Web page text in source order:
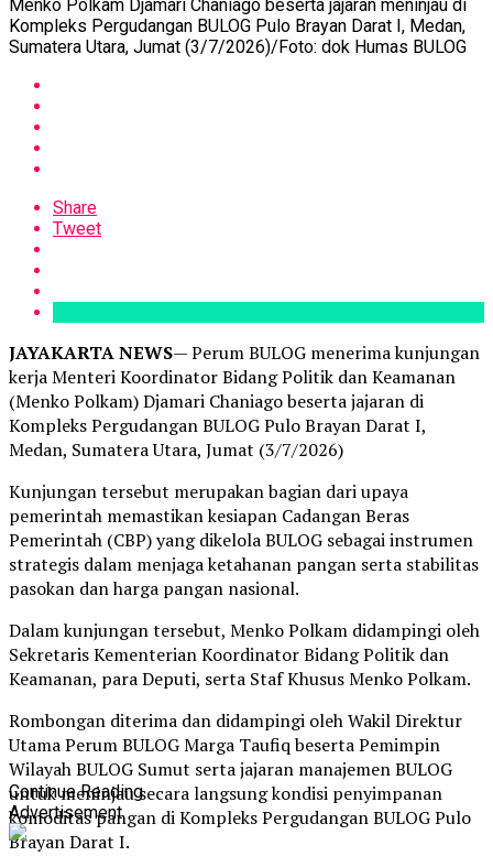
Menko Polkam Djamari Chaniago beserta jajaran meninjau di
Kompleks Pergudangan BULOG Pulo Brayan Darat I, Medan,
Sumatera Utara, Jumat (3/7/2026)/Foto: dok Humas BULOG
Share
Tweet
JAYAKARTA NEWS— Perum BULOG menerima kunjungan
kerja Menteri Koordinator Bidang Politik dan Keamanan
(Menko Polkam) Djamari Chaniago beserta jajaran di
Kompleks Pergudangan BULOG Pulo Brayan Darat I,
Medan, Sumatera Utara, Jumat (3/7/2026)
Kunjungan tersebut merupakan bagian dari upaya
pemerintah memastikan kesiapan Cadangan Beras
Pemerintah (CBP) yang dikelola BULOG sebagai instrumen
strategis dalam menjaga ketahanan pangan serta stabilitas
pasokan dan harga pangan nasional.
Dalam kunjungan tersebut, Menko Polkam didampingi oleh
Sekretaris Kementerian Koordinator Bidang Politik dan
Keamanan, para Deputi, serta Staf Khusus Menko Polkam.
Rombongan diterima dan didampingi oleh Wakil Direktur
Utama Perum BULOG Marga Taufiq beserta Pemimpin
Wilayah BULOG Sumut serta jajaran manajemen BULOG
untuk meninjau secara langsung kondisi penyimpanan
komoditas pangan di Kompleks Pergudangan BULOG Pulo
Brayan Darat I.
Continue Reading
Advertisement